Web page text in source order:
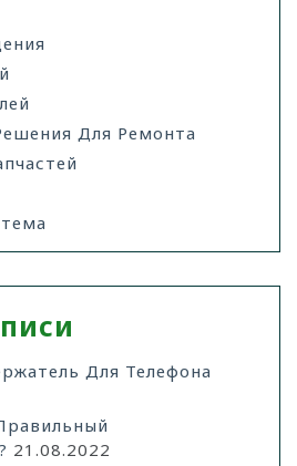
Для Ремонта
Для Телефона
21.08.2022